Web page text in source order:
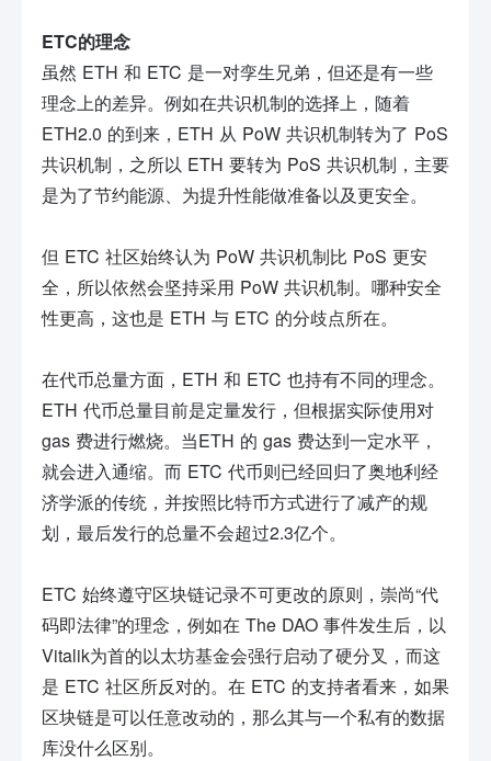
ETC的理念
虽然 ETH 和 ETC 是一对孪生兄弟，但还是有一些
理念上的差异。例如在共识机制的选择上，随着
ETH2.0 的到来，ETH 从 PoW 共识机制转为了 PoS
共识机制，之所以 ETH 要转为 PoS 共识机制，主要
是为了节约能源、为提升性能做准备以及更安全。
但 ETC 社区始终认为 PoW 共识机制比 PoS 更安
全，所以依然会坚持采用 PoW 共识机制。哪种安全
性更高，这也是 ETH 与 ETC 的分歧点所在。
在代币总量方面，ETH 和 ETC 也持有不同的理念。
ETH 代币总量目前是定量发行，但根据实际使用对
gas 费进行燃烧。当ETH 的 gas 费达到一定水平，
就会进入通缩。而 ETC 代币则已经回归了奥地利经
济学派的传统，并按照比特币方式进行了减产的规
划，最后发行的总量不会超过2.3亿个。
ETC 始终遵守区块链记录不可更改的原则，崇尚“代
码即法律”的理念，例如在 The DAO 事件发生后，以
Vitalik为首的以太坊基金会强行启动了硬分叉，而这
是 ETC 社区所反对的。在 ETC 的支持者看来，如果
区块链是可以任意改动的，那么其与一个私有的数据
库没什么区别。